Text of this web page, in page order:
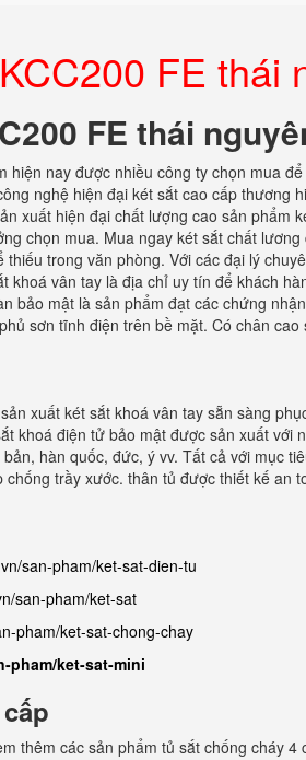
FE thái
FE thái
hiện nay được nhiều công ty chọn mua
nghệ hiện đại két sắt cao cấp thương
xuất hiện đại chất lượng cao sản phẩm
chọn mua. Mua ngay két sắt chất
trong văn phòng. Với các đại lý
vân tay là địa chỉ uy tín để khách
bảo mật là sản phẩm đạt các chứng
sơn tĩnh điện trên bề mặt. Có chân cao
xuất két sắt khoá vân tay sẵn sàng
khoá điện tử bảo mật được sản xuất với
hàn quốc, đức, ý vv. Tất cả với mục
trầy xước. thân tủ được thiết kế an
san-pham/ket-sat-dien-tu
san-pham/ket-sat
pham/ket-sat-chong-chay
pham/ket-sat-mini
thêm các sản phẩm tủ sắt chống cháy 4